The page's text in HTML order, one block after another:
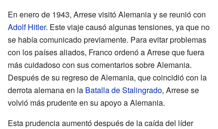
En enero de 1943, Arrese visitó Alemania y se reunió con
Adolf Hitler. Este viaje causó algunas tensiones, ya que no
se había comunicado previamente. Para evitar problemas
con los países aliados, Franco ordenó a Arrese que fuera
más cuidadoso con sus comentarios sobre Alemania.
Después de su regreso de Alemania, que coincidió con la
derrota alemana en la Batalla de Stalingrado, Arrese se
volvió más prudente en su apoyo a Alemania.
Esta prudencia aumentó después de la caída del líder